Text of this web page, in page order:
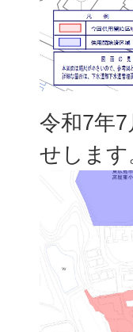
令和7年
せします